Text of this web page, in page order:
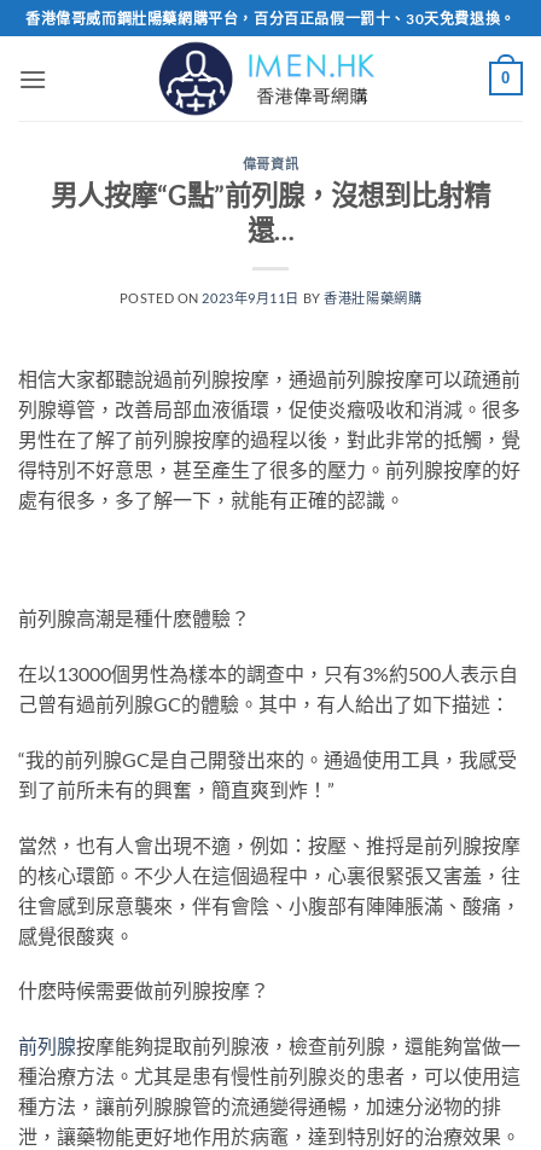
Skip
to
content
香港偉哥威而鋼壯陽藥網購平台，百分百正品假一罰十、30天免費退換。
0
偉哥資訊
男人按摩“G點”前列腺，沒想到比射精
還…
POSTED ON 2023年9月11日 BY香港壯陽藥網購
相信大家都聽說過前列腺按摩，通過前列腺按摩可以疏通前
列腺導管，改善局部血液循環，促使炎癥吸收和消減。很多
男性在了解了前列腺按摩的過程以後，對此非常的抵觸，覺
得特別不好意思，甚至產生了很多的壓力。前列腺按摩的好
處有很多，多了解一下，就能有正確的認識。
前列腺高潮是種什麽體驗？
在以13000個男性為樣本的調查中，只有3%約500人表示自
己曾有過前列腺GC的體驗。其中，有人給出了如下描述：
“我的前列腺GC是自己開發出來的。通過使用工具，我感受
到了前所未有的興奮，簡直爽到炸！”
當然，也有人會出現不適，例如：按壓、推捋是前列腺按摩
的核心環節。不少人在這個過程中，心裏很緊張又害羞，往
往會感到尿意襲來，伴有會陰、小腹部有陣陣脹滿、酸痛，
感覺很酸爽。
什麽時候需要做前列腺按摩？
前列腺按摩能夠提取前列腺液，檢查前列腺，還能夠當做一
種治療方法。尤其是患有慢性前列腺炎的患者，可以使用這
種方法，讓前列腺腺管的流通變得通暢，加速分泌物的排
泄，讓藥物能更好地作用於病竈，達到特別好的治療效果。